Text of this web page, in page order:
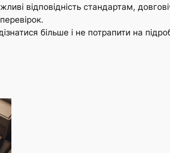
відповідність стандартам,
більше і не потрапити на